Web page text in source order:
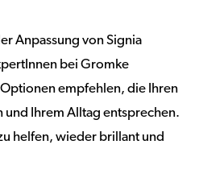
Anpassung von Signia
bei Gromke
empfehlen, die Ihren
Ihrem Alltag entsprechen.
helfen, wieder brillant und